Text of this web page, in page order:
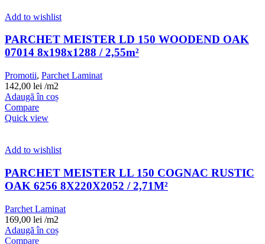
Add to wishlist
PARCHET MEISTER LD 150 WOODEND OAK
07014 8x198x1288 / 2,55m²
Promotii, Parchet Laminat
142,00 lei /m2
Adaugă în coș
Compare
Quick view
Add to wishlist
PARCHET MEISTER LL 150 COGNAC RUSTIC
OAK 6256 8X220X2052 / 2,71M²
Parchet Laminat
169,00 lei /m2
Adaugă în coș
Compare